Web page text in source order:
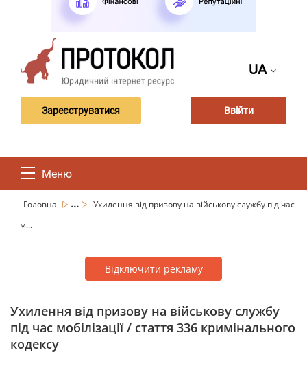
UA
Зареєструватися Ввійти
Меню
Головна ...
Ухилення від призову на військову службу під час
м...
Відключити рекламу
Ухилення від призову на військову службу
під час мобілізації / стаття 336 кримінального
кодексу